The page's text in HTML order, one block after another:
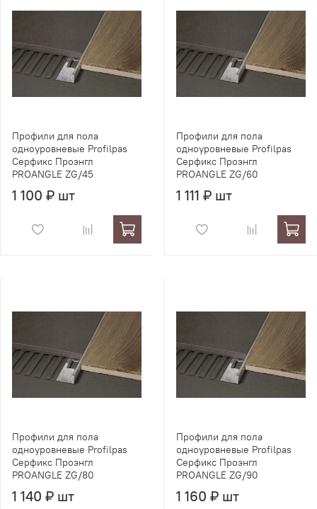
Профили для пола
одноуровневые Profilpas
Серфикс Проэнгл
PROANGLE ZG/45
1 100 ₽ шт
Профили для пола
одноуровневые Profilpas
Серфикс Проэнгл
PROANGLE ZG/60
1 111 ₽ шт
Профили для пола
одноуровневые Profilpas
Серфикс Проэнгл
PROANGLE ZG/80
1 140 ₽ шт
Профили для пола
одноуровневые Profilpas
Серфикс Проэнгл
PROANGLE ZG/90
1 160 ₽ шт